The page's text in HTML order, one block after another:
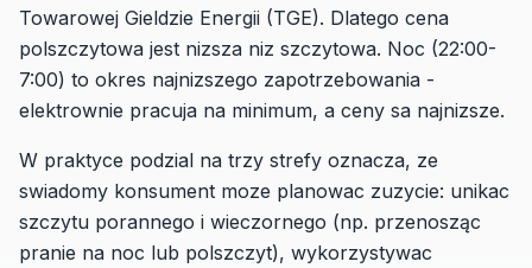
Towarowej Gieldzie Energii (TGE). Dlatego cena
polszczytowa jest nizsza niz szczytowa. Noc (22:00-
7:00) to okres najnizszego zapotrzebowania -
elektrownie pracuja na minimum, a ceny sa najnizsze.
W praktyce podzial na trzy strefy oznacza, ze
swiadomy konsument moze planowac zuzycie: unikac
szczytu porannego i wieczornego (np. przenosząc
pranie na noc lub polszczyt), wykorzystywac